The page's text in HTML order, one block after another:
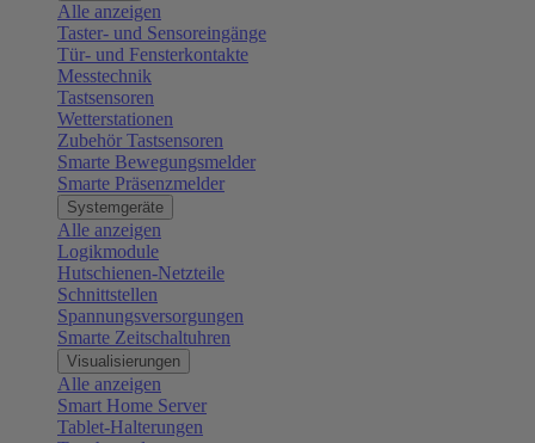
Alle anzeigen
Taster- und Sensoreingänge
Tür- und Fensterkontakte
Messtechnik
Tastsensoren
Wetterstationen
Zubehör Tastsensoren
Smarte Bewegungsmelder
Smarte Präsenzmelder
Systemgeräte
Alle anzeigen
Logikmodule
Hutschienen-Netzteile
Schnittstellen
Spannungsversorgungen
Smarte Zeitschaltuhren
Visualisierungen
Alle anzeigen
Smart Home Server
Tablet-Halterungen